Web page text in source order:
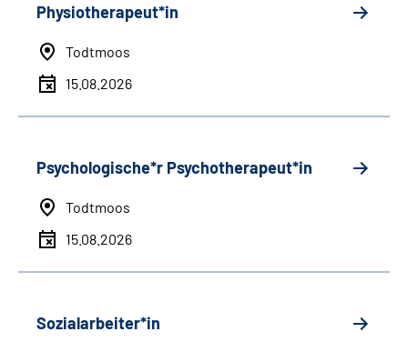
Physiotherapeut*in
Todtmoos
15.08.2026
Psychologische*r Psychotherapeut*in
Todtmoos
15.08.2026
Sozialarbeiter*in